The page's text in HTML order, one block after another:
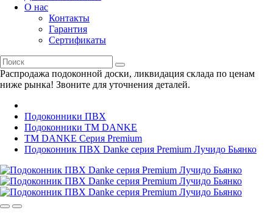
О нас
Контакты
Гарантия
Сертификаты
Распродажа подоконной доски, ликвидация склада по ценам
ниже рынка! Звоните для уточнения деталей.
Подоконники ПВХ
Подоконники ТМ DANKE
TM DANKE Серия Premium
Подоконник ПВХ Danke серия Premium Лучидо Бьянко